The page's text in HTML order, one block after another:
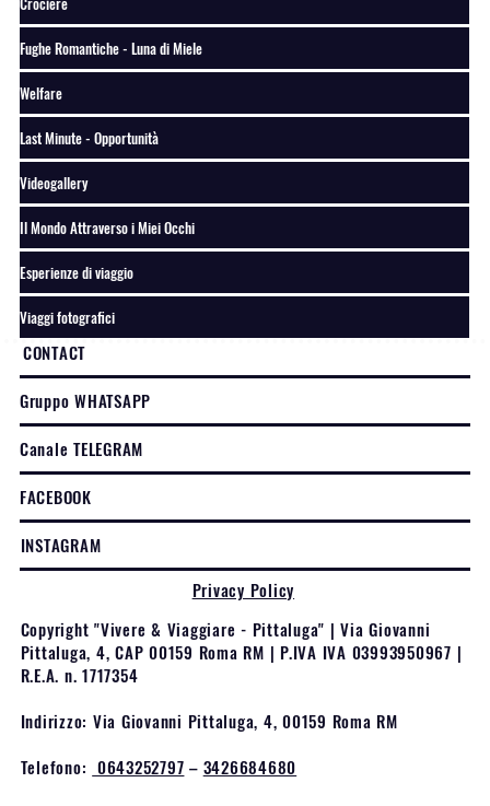
Fughe Romantiche - Luna di Miele
Welfare
Last Minute - Opportunità
Videogallery
Il Mondo Attraverso i Miei Occhi
Esperienze di viaggio
Viaggi fotografici
CONTACT
Gruppo WHATSAPP
Canale TELEGRAM
FACEBOOK
INSTAGRAM
Privacy Policy
Copyright "Vivere & Viaggiare - Pittaluga" | Via Giovanni
Pittaluga, 4, CAP 00159 Roma RM | P.IVA IVA 03993950967 |
R.E.A. n. 1717354
Indirizzo: Via Giovanni Pittaluga, 4, 00159 Roma RM
Telefono: 0643252797 – 3426684680